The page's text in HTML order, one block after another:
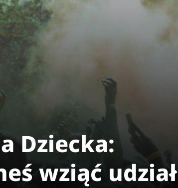
Dziecka:
wziąć udział